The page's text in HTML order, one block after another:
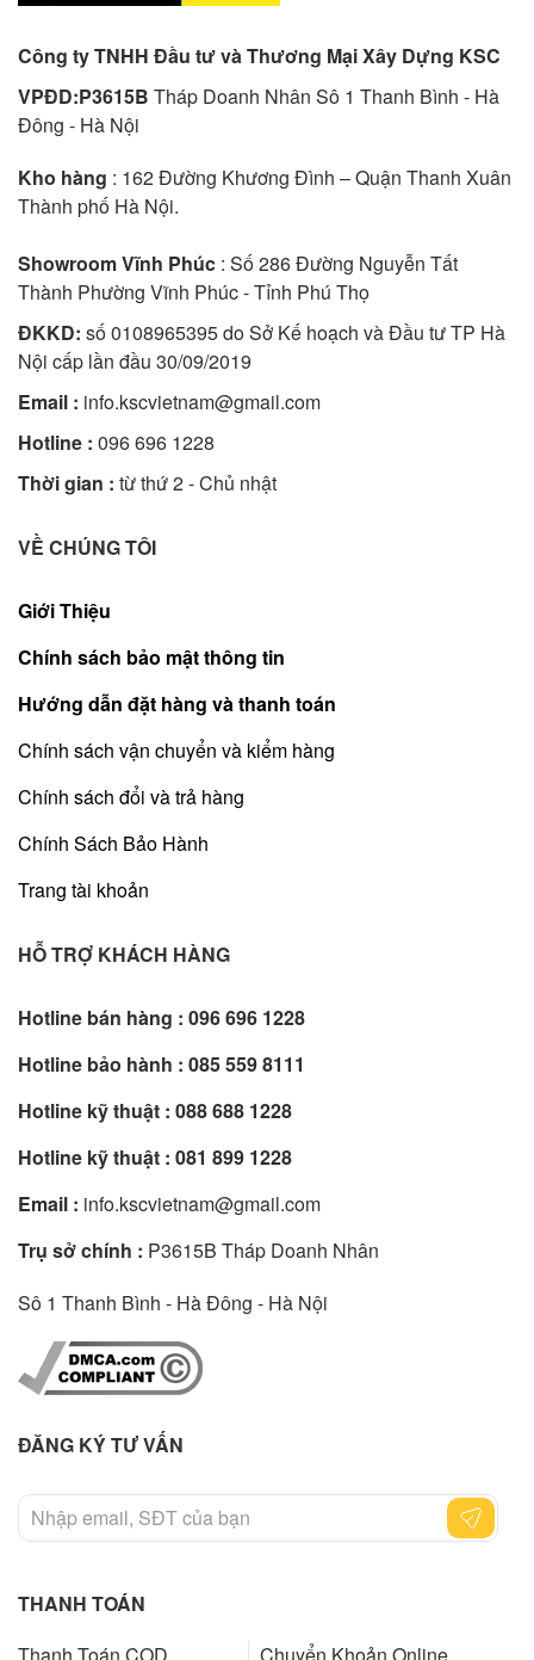
Công ty TNHH Đầu tư và Thương Mại Xây Dựng KSC
VPĐD:P3615B Tháp Doanh Nhân Sô 1 Thanh Bình - Hà
Đông - Hà Nội
Kho hàng : 162 Đường Khương Đình – Quận Thanh Xuân
Thành phố Hà Nội.
Showroom Vĩnh Phúc : Số 286 Đường Nguyễn Tất
Thành Phường Vĩnh Phúc - Tỉnh Phú Thọ
ĐKKD: số 0108965395 do Sở Kế hoạch và Đầu tư TP Hà
Nội cấp lần đầu 30/09/2019
Email : info.kscvietnam@gmail.com
Hotline : 096 696 1228
Thời gian : từ thứ 2 - Chủ nhật
VỀ CHÚNG TÔI
Giới Thiệu
Chính sách bảo mật thông tin
Hướng dẫn đặt hàng và thanh toán
Chính sách vận chuyển và kiểm hàng
Chính sách đổi và trả hàng
Chính Sách Bảo Hành
Trang tài khoản
HỖ TRỢ KHÁCH HÀNG
Hotline bán hàng : 096 696 1228
Hotline bảo hành : 085 559 8111
Hotline kỹ thuật : 088 688 1228
Hotline kỹ thuật : 081 899 1228
Email : info.kscvietnam@gmail.com
Trụ sở chính : P3615B Tháp Doanh Nhân
Sô 1 Thanh Bình - Hà Đông - Hà Nội
ĐĂNG KÝ TƯ VẤN
THANH TOÁN
Thanh Toán COD
Chuyển Khoản Online